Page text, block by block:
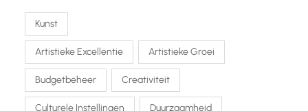
Kunst
Artistieke Excellentie Artistieke Groei
Budgetbeheer Creativiteit
Culturele Instellingen Duurzaamheid